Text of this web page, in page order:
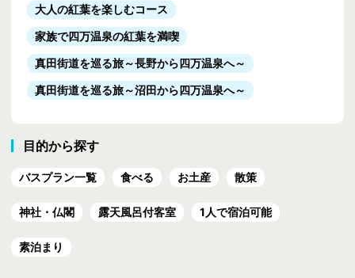
大人の紅葉を楽しむコース
家族で四万温泉の紅葉を満喫
真田街道を巡る旅～長野から四万温泉へ～
真田街道を巡る旅～沼田から四万温泉へ～
目的から探す
バスプラン一覧 食べる お土産 散策
神社・仏閣 露天風呂付客室 1人で宿泊可能
素泊まり